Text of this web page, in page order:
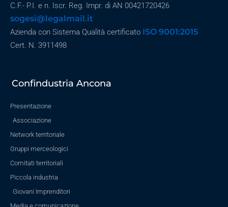
C.F.- P.I. e n. Iscr. Reg. Impr. di AN 00421720426
sogesi@legalmail.it
Azienda con Sistema Qualità certificato ISO 9001:2015
Cert. N. 3911498
Confindustria Ancona
Presentazione
Associazione
Network territoriale
Gruppi merceologici
Comitati territoriali
Piccola industria
Giovani Imprenditori